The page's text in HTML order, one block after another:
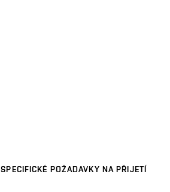
SPECIFICKÉ POŽADAVKY NA PŘIJETÍ